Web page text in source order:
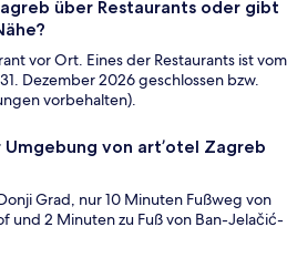
über Restaurants oder gibt
vor Ort. Eines der Restaurants ist vom
Dezember 2026 geschlossen bzw.
vorbehalten).
von art’otel Zagreb
Grad, nur 10 Minuten Fußweg von
und 2 Minuten zu Fuß von Ban-Jelačić-